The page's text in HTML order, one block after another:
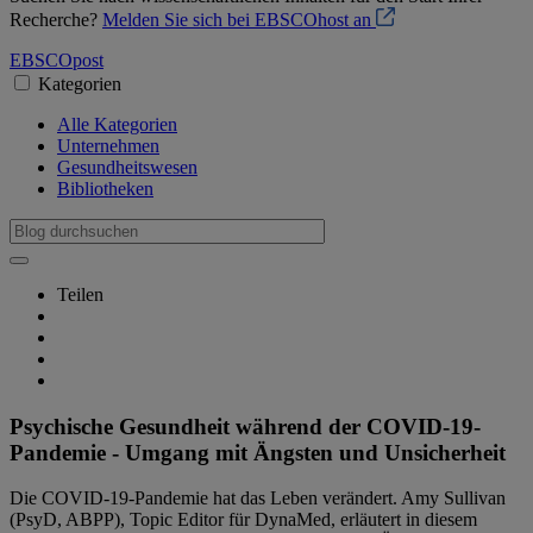
Recherche? Melden Sie sich bei EBSCOhost an
EBSCOpost
Kategorien
Alle Kategorien
Unternehmen
Gesundheitswesen
Bibliotheken
Teilen
Psychische Gesundheit während der COVID-19-
Pandemie - Umgang mit Ängsten und Unsicherheit
Die COVID-19-Pandemie hat das Leben verändert. Amy Sullivan
(PsyD, ABPP), Topic Editor für DynaMed, erläutert in diesem